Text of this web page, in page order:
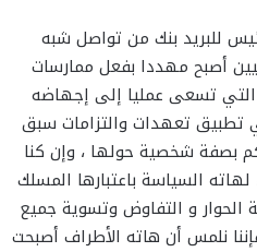
للبريد بنك من تواصل شبه
أصبح مهددا بفعل ممارسات
التي تسعى عمليا إلى إجهاضه
تطبيق تعهدات والتزامات سبق
بصفة شخصية حولها ، وإن كنا
السياسة باعتبارها المسلك
الحوار و التفاوض وتسوية جميع
نلمس أن هاته الأطراف أصبحت